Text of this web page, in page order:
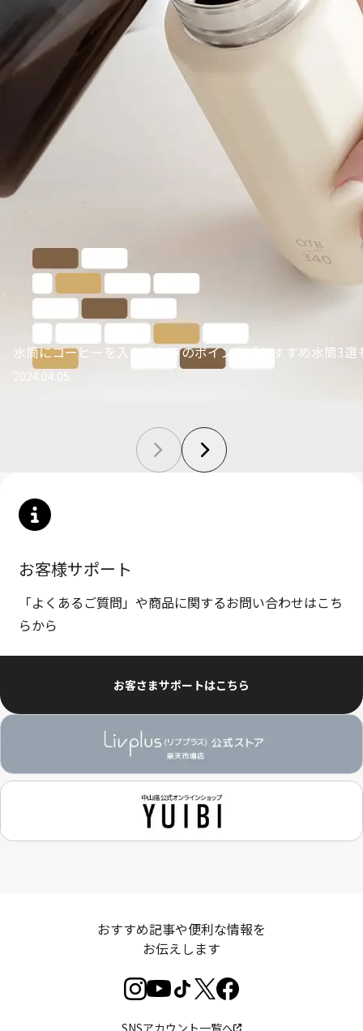
水筒にコーヒーを入れるときのポイント［おすすめ水筒3選
2024.04.05
お客様サポート
「よくあるご質問」や商品に関するお問い合わせはこち
らから
お客さまサポートはこちら
おすすめ記事や便利な情報を
お伝えします
SNSアカウント一覧へ